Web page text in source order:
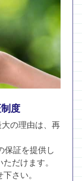
度
の理由は、再
保証を提供し
だけます。
さい。